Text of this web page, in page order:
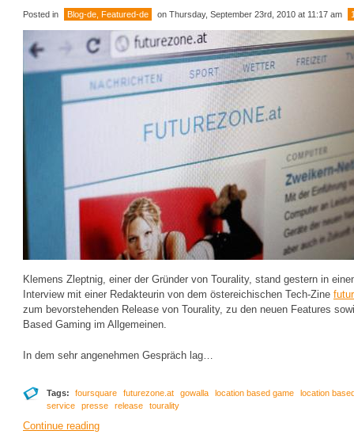
Posted in Blog-de Featured-de on Thursday, September 23rd, 2010 at 11:17 am
Klemens Zleptnig, einer der Gründer von Tourality, stand gestern in
Interview mit einer Redakteurin von dem östereichischen Tech-Zine
zum bevorstehenden Release von Tourality, zu den neuen Features
Based Gaming im Allgemeinen.
In dem sehr angenehmen Gespräch lag…
Tags: foursquare futurezone.at gowalla location based game
location
service
presse release tourality
Continue reading